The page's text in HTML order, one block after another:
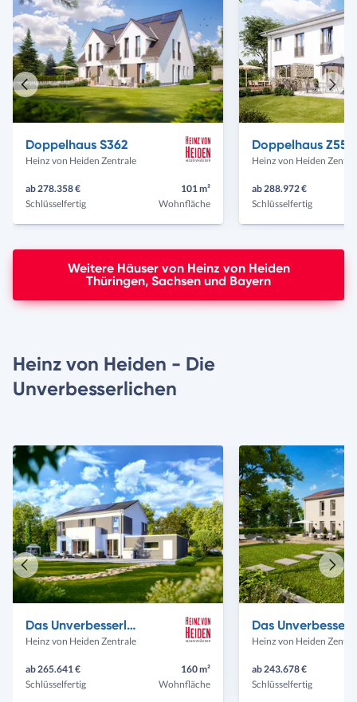
Doppelhaus S362
Heinz von Heiden Zentrale
ab 278.358 €
Schlüsselfertig
101 m²
Wohnfläche
Doppelhaus Z554
Heinz von Heiden
ab 288.972 €
Schlüsselfertig
Vorheriges
Haus
Haus
Weitere Häuser von Heinz von Heiden
Thüringen, Sachsen und Bayern
Heinz von Heiden - Die
Unverbesserlichen
Das Unverbesserliche C630
Heinz von Heiden Zentrale
ab 265.641 €
Schlüsselfertig
160 m²
Wohnfläche
Heinz von Heiden
ab 243.678 €
Schlüsselfertig
Vorheriges
Haus
Haus